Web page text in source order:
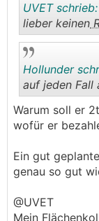
UVET schrieb:
lieber keinen
Hollunder
auf jeden Fall
Warum soll er
wofür er
Ein gut
genau so gut
@UVET
Mein